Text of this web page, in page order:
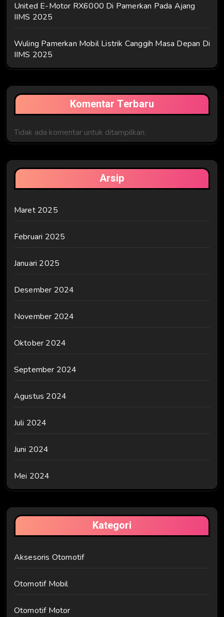
United E-Motor RX6000 Di Pamerkan Pada Ajang
IIMS 2025
Wuling Pamerkan Mobil Listrik Canggih Masa Depan Di
IIMS 2025
Komentar Terbaru
Tidak ada komentar untuk ditampilkan.
Arsip
Maret 2025
Februari 2025
Januari 2025
Desember 2024
November 2024
Oktober 2024
September 2024
Agustus 2024
Juli 2024
Juni 2024
Mei 2024
Kategori
Aksesoris Otomotif
Otomotif Mobil
Otomotif Motor